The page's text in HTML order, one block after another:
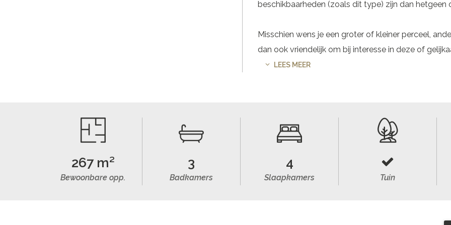
beschikbaarheden (zoals dit type) zijn dan
Misschien wens je een groter of kleiner perceel,
dan ook vriendelijk om bij interesse in deze of
LEES MEER
267 m²
Bewoonbare opp.
3
Badkamers
4
Slaapkamers Tuin